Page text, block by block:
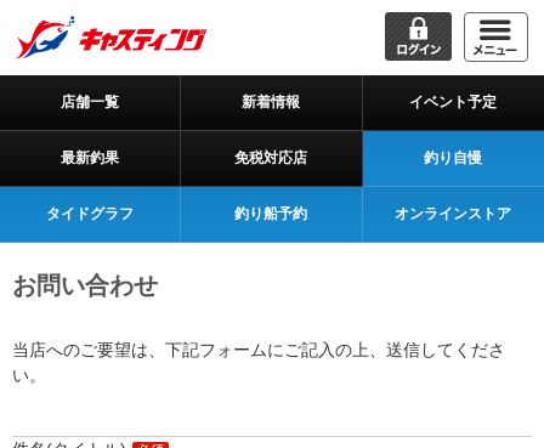
店舗一覧 新着情報 イベント予定
最新釣果 免税対応店 釣り自慢
タイドグラフ 釣り船予約 オンラインストア
お問い合わせ
当店へのご要望は、下記フォームにご記入の上、送信してくださ
い。